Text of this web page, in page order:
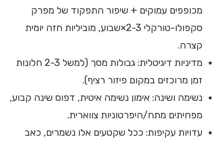
מכופפים עמוקים + שיפור התפקוד של מפרק
סקפולו-טורקלי 2-3×שבוע, מוביליות חזה יומית
קצרה.
מדיניות דיגיטלית: גבולות מסך (למשל 2-3 חלונות
זמן מרוכזים במקום פיזור רציף).
נשימה ושינה: אימון נשימה איטית, דפוס שינה קבוע,
מפחיתים מתח/היפרטוניות צווארית.
עדויות עקיפות: ככל שקטעים אלו נשמרים, כאב